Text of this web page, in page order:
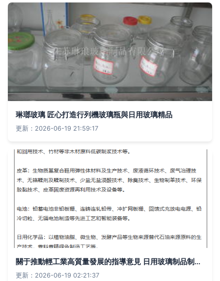
琳瑯玻璃 匠心打造行列機玻璃瓶與日用玻璃精品
更新：2026-06-19 21:59:17
關于推動輕工業高質量發展的指導意見 日用玻璃制品制造的轉型路徑
更新：2026-06-19 02:21:37